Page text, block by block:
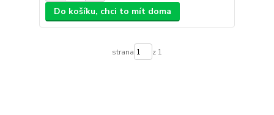
Do košíku, chci to mít doma
strana z 1